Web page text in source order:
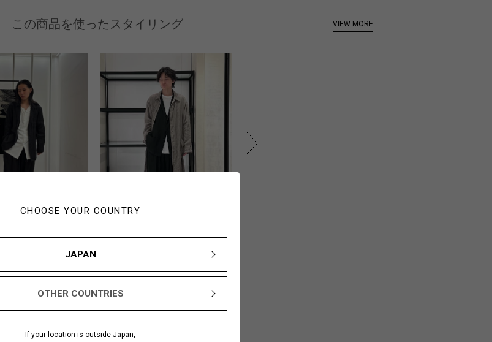
CHOOSE YOUR COUNTRY
JAPAN
OTHER COUNTRIES
If your location is outside Japan,
この商品を使ったスタイリング
173cm
HOMME 博多阪急
HOMME 阪急MEN'S
VIEW MORE